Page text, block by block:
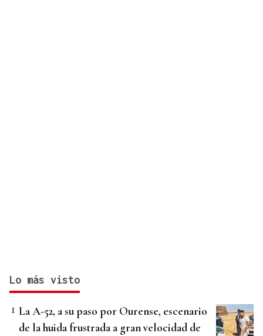
Lo más visto
La A-52, a su paso por Ourense, escenario
de la huida frustrada a gran velocidad de